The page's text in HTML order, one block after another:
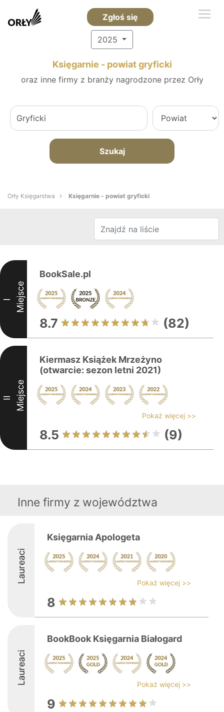
Zgłoś się
2025
Księgarnie - powiat gryficki
oraz inne firmy z branży nagrodzone przez Orły
Szukaj
Orły Księgarstwa Księgarnie - powiat gryficki
I Miejsce
BookSale.pl
8.7 (82)
II Miejsce
Kiermasz Książek Mrzeżyno
(otwarcie: sezon letni 2021)
Pokaż więcej >>
8.5 (9)
Inne firmy z województwa
Laureaci
Księgarnia Apologeta
Pokaż więcej >>
8
Laureaci
BookBook Księgarnia Białogard
Pokaż więcej >>
9